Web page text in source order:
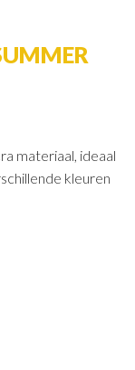
materiaal, ideaal
kleuren